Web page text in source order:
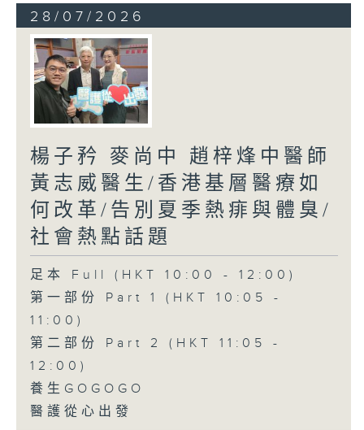
28/07/2026
楊子矜 麥尚中 趙梓烽中醫師
黃志威醫生/香港基層醫療如
何改革/告別夏季熱痱與體臭/
社會熱點話題
足本 Full (HKT 10:00 - 12:00)
第一部份 Part 1 (HKT 10:05 -
11:00)
第二部份 Part 2 (HKT 11:05 -
12:00)
養生GOGOGO
醫護從心出發